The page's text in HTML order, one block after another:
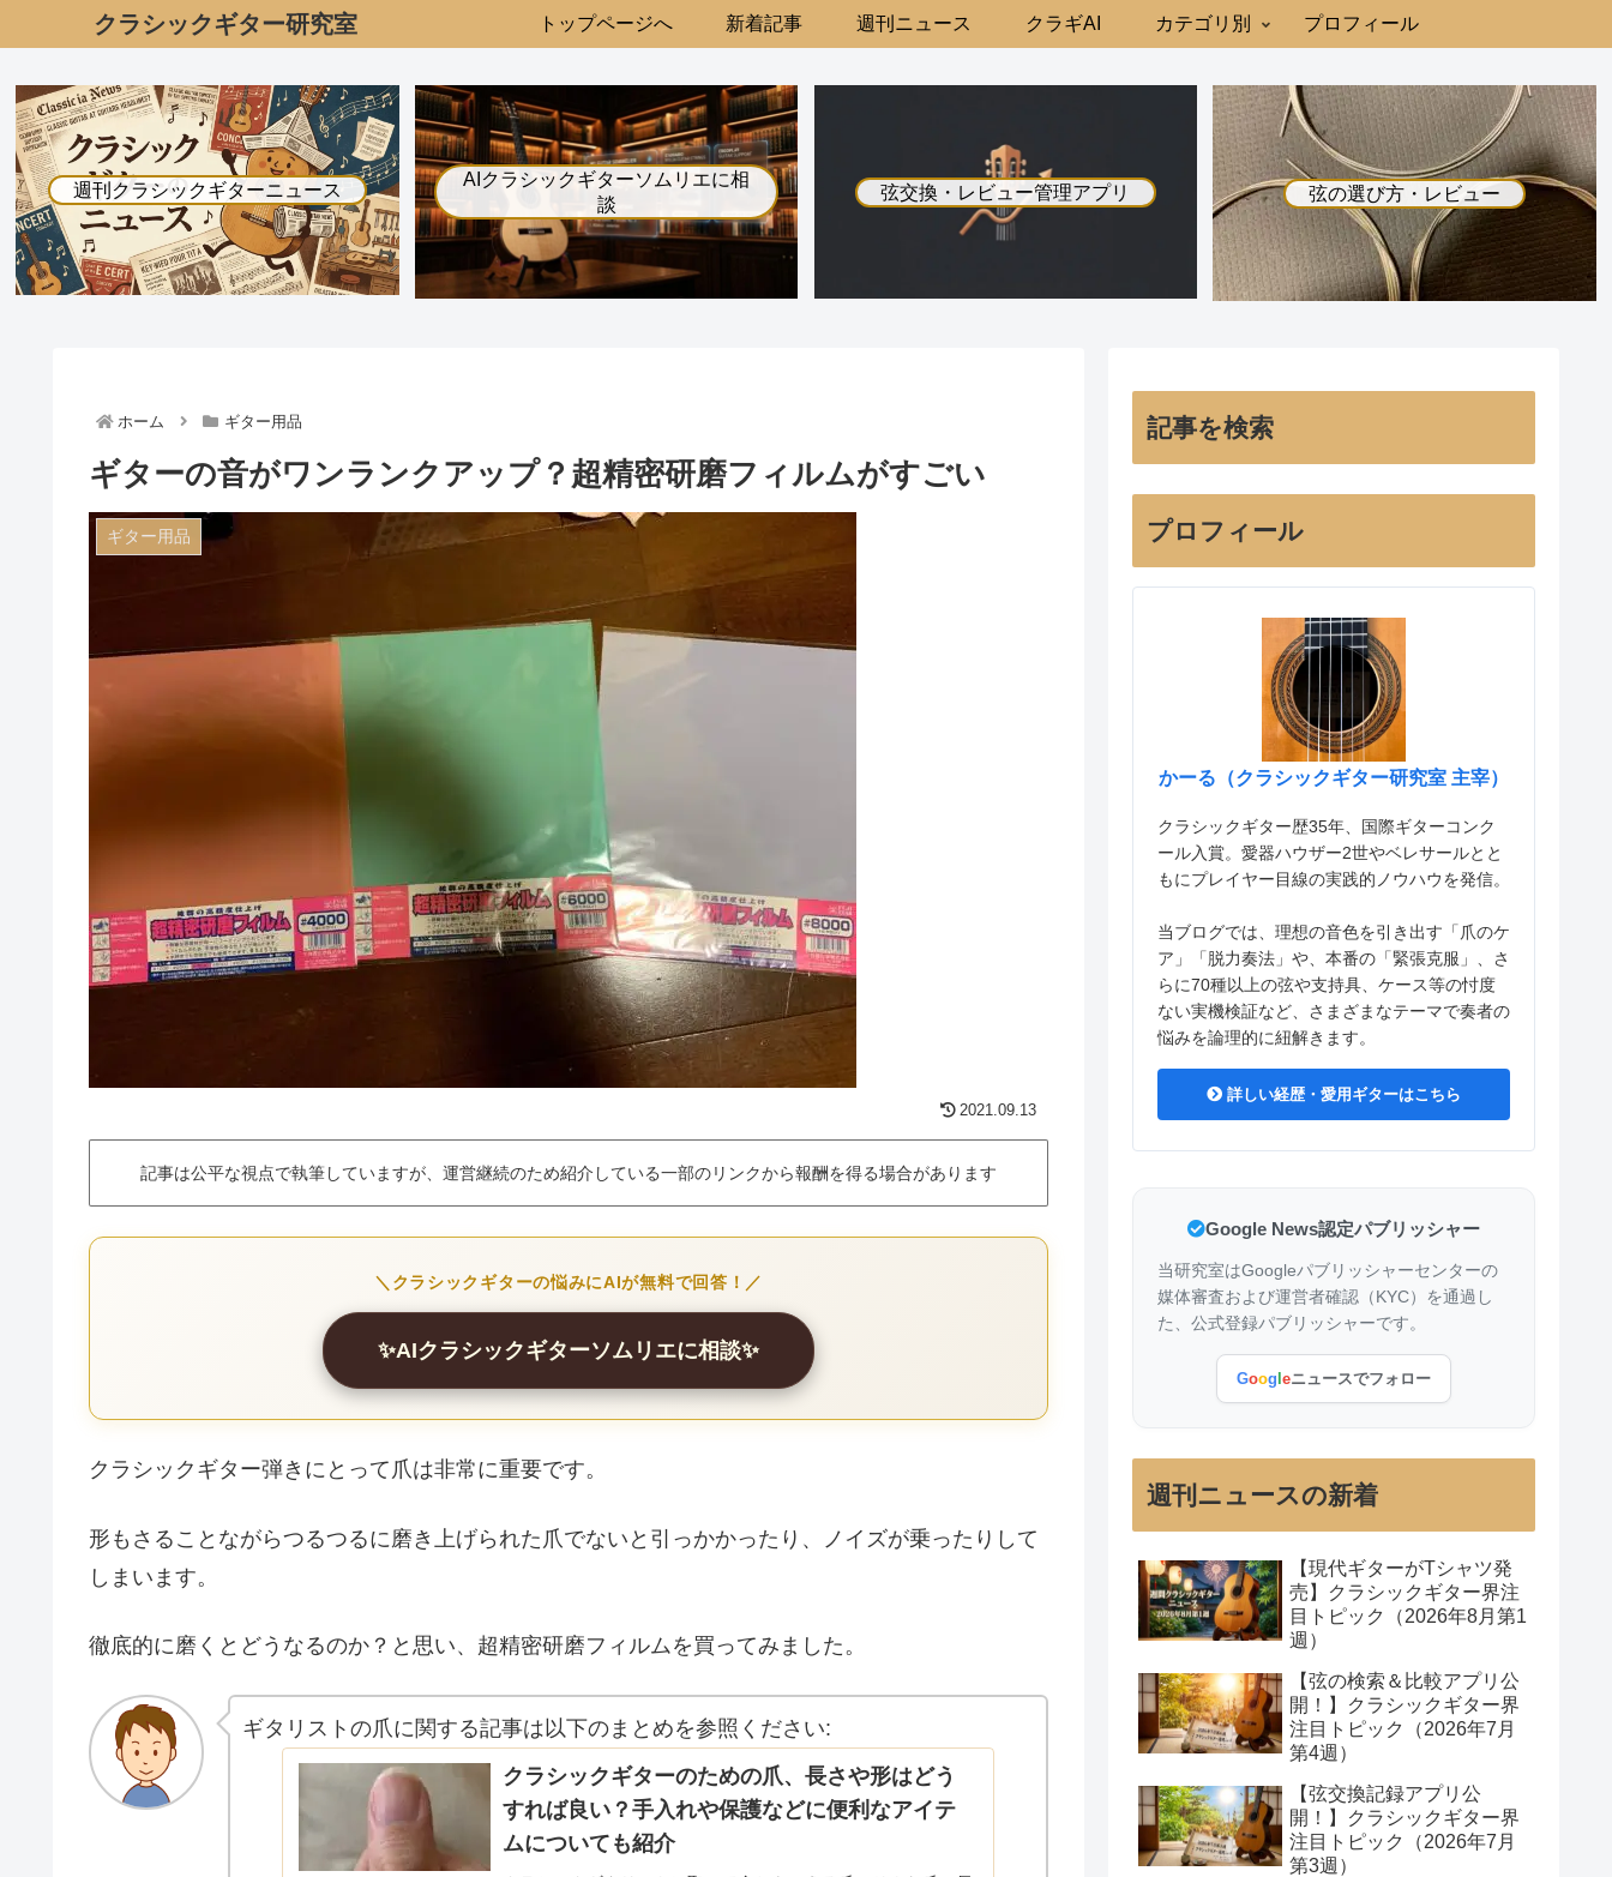
クラシックギター研究室 トップページへ 新着記事 週刊ニュース クラギAI カテゴリ別 プロフィール
週刊クラシックギターニュース
AIクラシックギターソムリエに相
談
弦交換・レビュー管理アプリ 弦の選び方・レビュー
ホーム ギター用品
ギターの音がワンランクアップ？超精密研磨フィルムがすごい
ギター用品
2021.09.13
記事は公平な視点で執筆していますが、運営継続のため紹介している一部のリンクから報酬を得る場合があります
＼クラシックギターの悩みにAIが無料で回答！／
✨AIクラシックギターソムリエに相談✨
クラシックギター弾きにとって爪は非常に重要です。
形もさることながらつるつるに磨き上げられた爪でないと引っかかったり、ノイズが乗ったりして
しまいます。
徹底的に磨くとどうなるのか？と思い、超精密研磨フィルムを買ってみました。
ギタリストの爪に関する記事は以下のまとめを参照ください:
クラシックギターのための爪、長さや形はどう
すれば良い？手入れや保護などに便利なアイテ
ムについても紹介
記事を検索
プロフィール
かーる（クラシックギター研究室 主宰）
クラシックギター歴35年、国際ギターコンク
ール入賞。愛器ハウザー2世やベレサールとと
もにプレイヤー目線の実践的ノウハウを発信。
当ブログでは、理想の音色を引き出す「爪のケ
ア」「脱力奏法」や、本番の「緊張克服」、さ
らに70種以上の弦や支持具、ケース等の忖度
ない実機検証など、さまざまなテーマで奏者の
悩みを論理的に紐解きます。
詳しい経歴・愛用ギターはこちら
Google News認定パブリッシャー
当研究室はGoogleパブリッシャーセンターの
媒体審査および運営者確認（KYC）を通過し
た、公式登録パブリッシャーです。
Goog eニュースでフォロー
週刊ニュースの新着
【現代ギターがTシャツ発
売】クラシックギター界注
目トピック（2026年8月第1
週）
【弦の検索＆比較アプリ公
開！】クラシックギター界
注目トピック（2026年7月
第4週）
【弦交換記録アプリ公
開！】クラシックギター界
注目トピック（2026年7月
第3週）